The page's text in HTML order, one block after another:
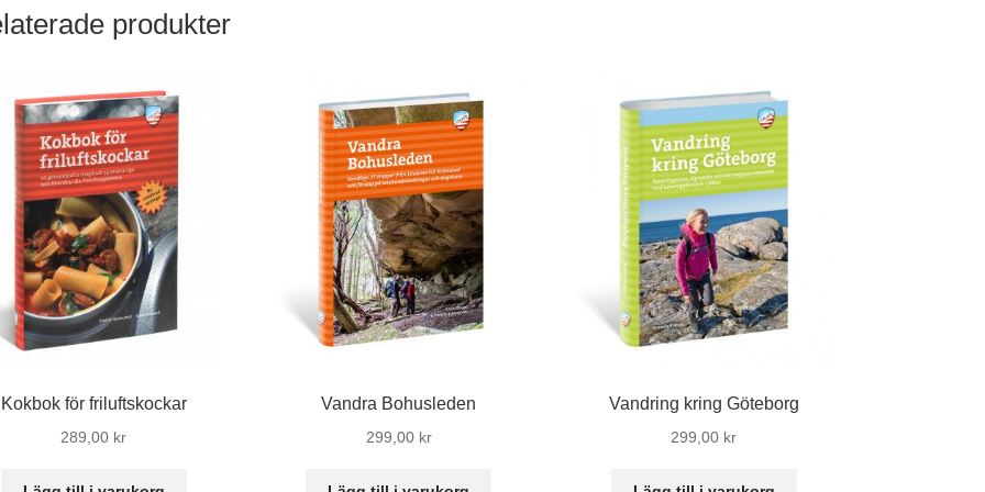
produkter
Kokbok för friluftskockar
289,00 kr
Vandra Bohusleden
299,00 kr
Vandring kring Göteborg
299,00 kr